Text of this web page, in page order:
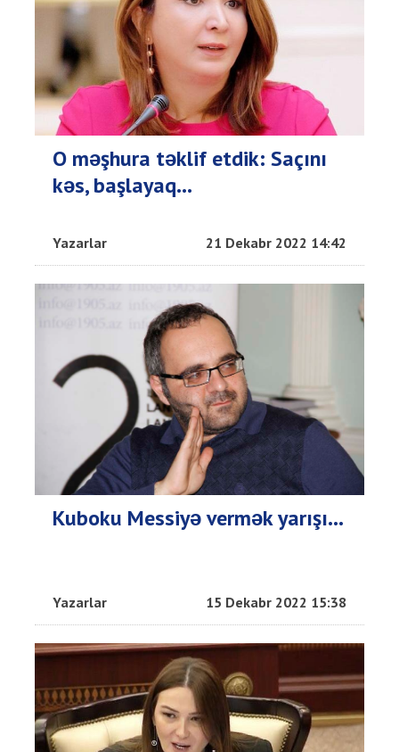
O məşhura təklif etdik: Saçını
kəs, başlayaq…
Yazarlar 21 Dekabr 2022 14:42
Kuboku Messiyə vermək yarışı...
Yazarlar 15 Dekabr 2022 15:38